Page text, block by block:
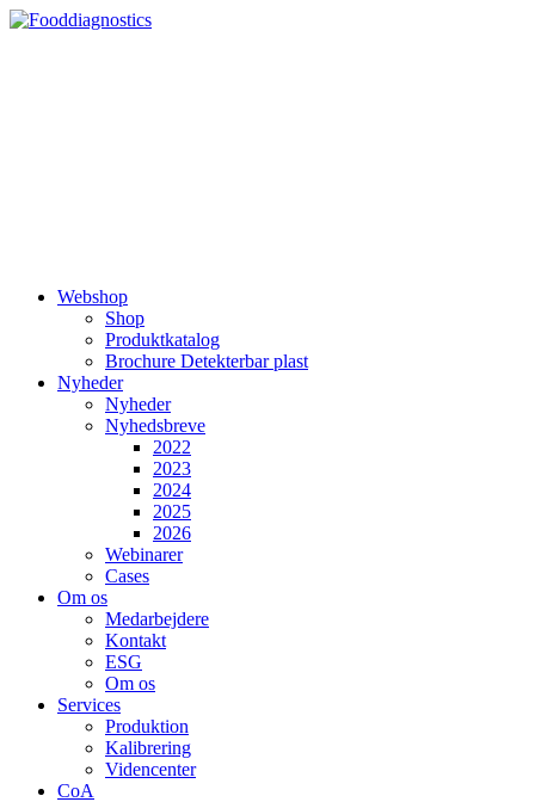
Videre
Webshop
Shop
Produktkatalog
Brochure Detekterbar plast
Nyheder
Nyheder
Nyhedsbreve
2022
2023
2024
2025
2026
Webinarer
Cases
Om os
Medarbejdere
Kontakt
ESG
Om os
Services
Produktion
Kalibrering
Videncenter
CoA